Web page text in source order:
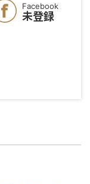
Facebook
未登録